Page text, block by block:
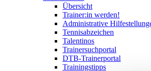
Übersicht
Trainer:in werden!
Administrative
Tennisabzeichen
Talentinos
Trainersuchportal
DTB-Trainerportal
Trainingstipps